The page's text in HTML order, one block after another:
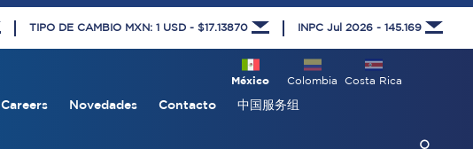
TIPO DE CAMBIO MXN: 1 USD - $17.13870 INPC Jul 2026 - 145.169
Costa Rica
Colombia
México
Careers Novedades Contacto 中国服务组